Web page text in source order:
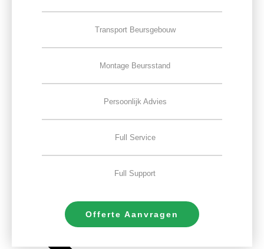
Transport Beursgebouw
Montage Beursstand
Persoonlijk Advies
Full Service
Full Support
Offerte Aanvragen